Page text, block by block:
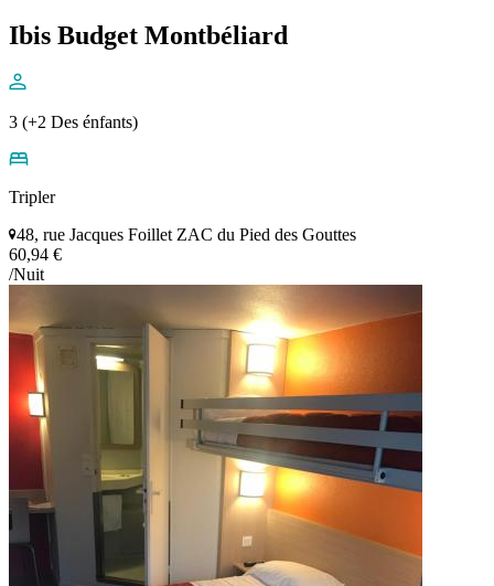
Ibis Budget Montbéliard
3 (+2 Des énfants)
Tripler
48, rue Jacques Foillet ZAC du Pied des Gouttes
60,94 €
/Nuit